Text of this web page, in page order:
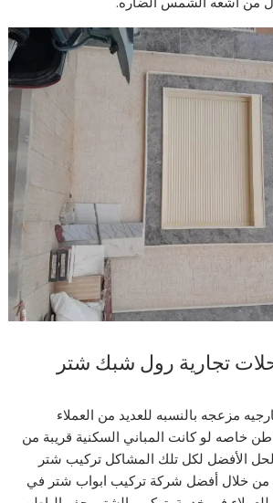
تجارية رول شبك شتر
مزعجه بالنسبه للعديد من العملاء
خاصه لو كانت المباني السكنية قريبة من
الأفضل لكل تلك المشاكل تركيب شتر
من خلال أفضل شركة تركيب ابواب شتر في